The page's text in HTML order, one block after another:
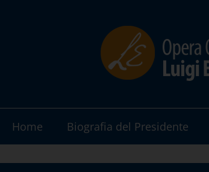
Home Biografia del Presidente